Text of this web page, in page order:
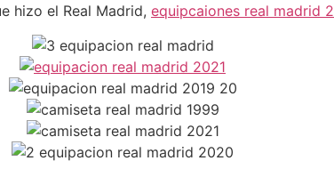
hizo el Real Madrid, equipcaiones real madrid